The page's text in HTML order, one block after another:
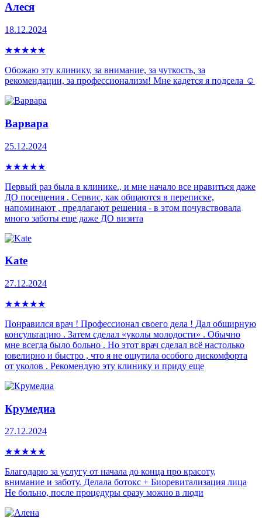
Алеся
18.12.2024
★★★★★
Обожаю эту клинику, за внимание, за чуткость, за
рекомендации, за профессионализм! Мне кадется я подсела ☺️
Варвара
25.12.2024
★★★★★
Первый раз была в клинике., и мне начало все нравиться даже
ДО посещения . Сервис, как общаются в переписке,
напоминают , предлагают решения - в этом почувствовала
много заботы еще даже ДО визита
Kate
27.12.2024
★★★★★
Понравился врач ! Профессионал своего дела ! Дал обширную
консультацию . Затем сделал «уколы молодости» . Обычно
мне всегда было больно . Но этот врач сделал всё настолько
ювелирно и быстро , что я не ощутила особого дискомфорта
от уколов . Рекомендую эту клинику и приду еще
Крумедиа
27.12.2024
★★★★★
Благодарю за услугу от начала до конца про красоту,
внимание и заботу. Делала ботокс + Биоревитализация лица
Не больно, после процедуры сразу можно в люди